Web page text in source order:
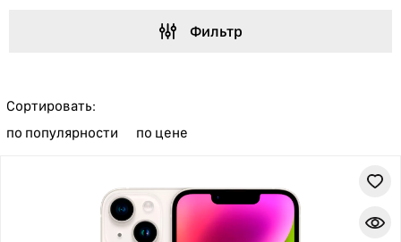
Фильтр
Сортировать:
по популярности
по цене